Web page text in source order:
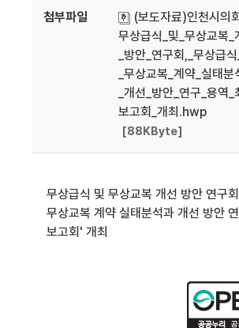
첨부파일
(보도자료)인천시의
무상급식_및_무상교복_
_방안_연구회,_무상급
_무상교복_계약_실태분
_개선_방안_연구_용역_
보고회_개최.hwp
[88KByte]
무상급식 및 무상교복 개선 방안 연구
무상교복 계약 실태분석과 개선 방안
보고회' 개최